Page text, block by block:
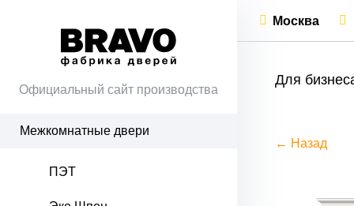
Официальный сайт производства
Межкомнатные двери
ПЭТ
Москва
Для
← Назад